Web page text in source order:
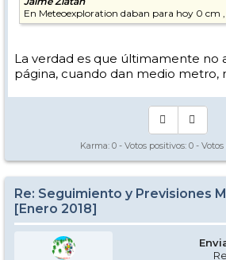
En Meteoexploration daban para hoy 0 cm ,
La verdad es que últimamente no
página, cuando dan medio metro,
Karma: 0 - Votos positivos: 0 -
Re: Seguimiento y Previsiones
[Enero 2018]